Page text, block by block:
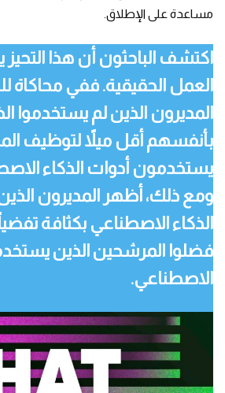
مساعدة على الإطلاق.
اكتشف الباحثون أن هذا التحيز
العمل الحقيقية. ففي محاكاة
المديرون الذين لم يستخدموا
بأنفسهم أقل ميلاً لتوظيف
يستخدمون أدوات الذكاء
ومع ذلك، أظهر المديرون
الذكاء الاصطناعي بكثافة
فضلوا المرشحين الذين
الاصطناعي.